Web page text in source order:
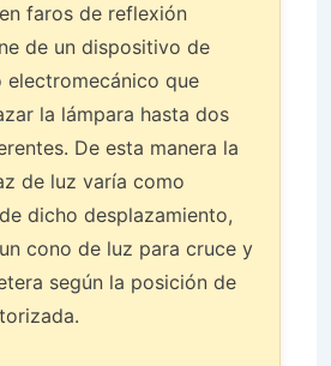
faros de reflexión
de un dispositivo de
electromecánico que
la lámpara hasta dos
De esta manera la
de luz varía como
dicho desplazamiento,
cono de luz para cruce y
según la posición de